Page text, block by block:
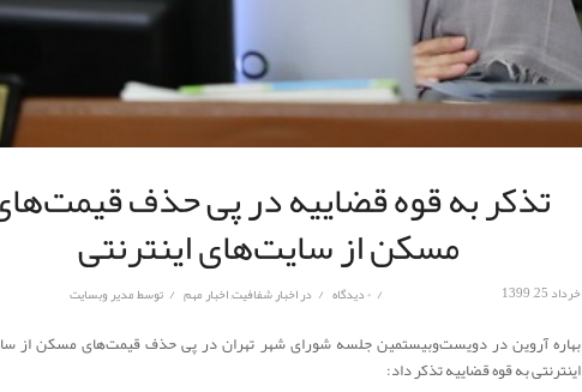
تذکر به قوه قضاییه در پی حذف
مسکن از سایت‌های اینترنتی
خرداد 25, 1399 / ۰ دیدگاه / دراخبار شفافیت,اخبار مهم / توسطمدیر وبسایت
بهاره آروین در دویست‌وبیستمین جلسه شورای شهر تهران در پی حذف قیمت‌های مسکن از
اینترنتی به قوه قضاییه تذکر داد: